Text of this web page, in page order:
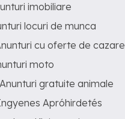
imobiliare
locuri de munca
cu oferte de cazare
moto
gratuite animale
Apróhirdetés